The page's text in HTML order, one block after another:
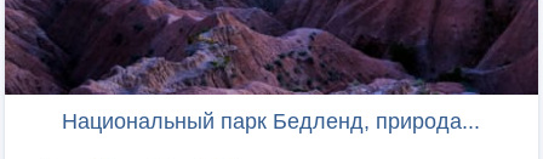
Национальный парк Бедленд, природа...